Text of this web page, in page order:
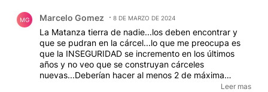
MG Marcelo Gomez 8 DE MARZO DE 2024
La Matanza tierra de nadie...los deben encontrar y
que se pudran en la cárcel...lo que me preocupa es
que la INSEGURIDAD se incremento en los últimos
años y no veo que se construyan cárceles
nuevas...Deberían hacer al menos 2 de máxima
peligrosidad para narcos y otra para asesinos......se
Leer mas